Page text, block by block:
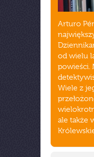
Arturo
od wielu
powieści.
Wiele z
ale także